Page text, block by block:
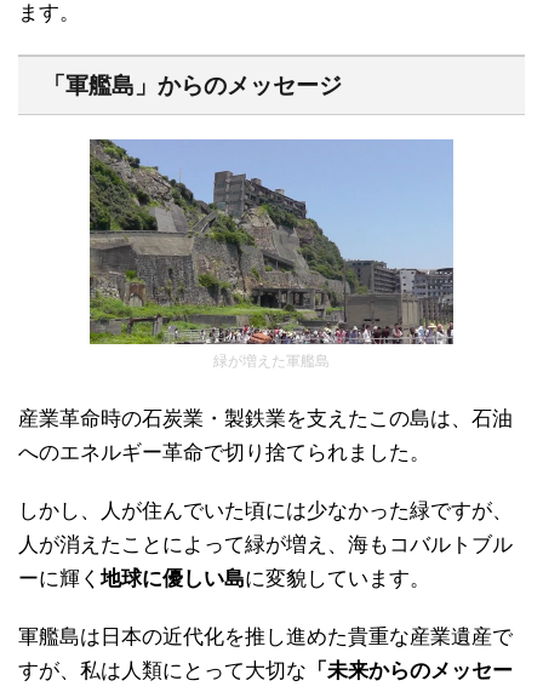
ます。
「軍艦島」からのメッセージ
緑が増えた軍艦島
産業革命時の石炭業・製鉄業を支えたこの島は、石油
へのエネルギー革命で切り捨てられました。
しかし、人が住んでいた頃には少なかった緑ですが、
人が消えたことによって緑が増え、海もコバルトブル
ーに輝く 地球に優しい島に変貌しています。
軍艦島は日本の近代化を推し進めた貴重な産業遺産で
すが、私は人類にとって大切な 「未来からのメッセー